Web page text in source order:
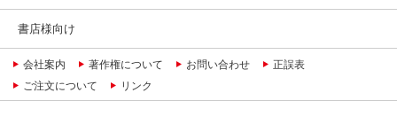
書店様向け
会社案内 著作権について お問い合わせ
正誤表
ご注文について
リンク